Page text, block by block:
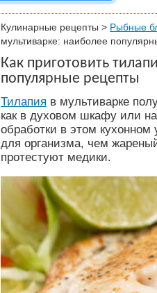
Кулинарные рецепты > Рыбные
мультиварке: наиболее
Как приготовить
популярные рецепты
Тилапия в мультиварке
как в духовом шкафу или
обработки в этом кухонном
для организма, чем
протестуют медики.